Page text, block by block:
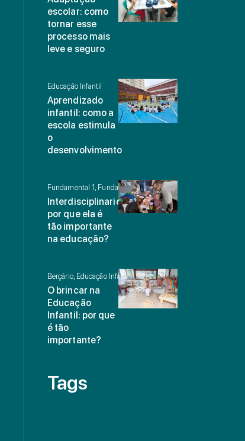
escolar: como
tornar esse
processo mais
leve e seguro
Educação Infantil
Aprendizado
infantil: como a
escola estimula
o
desenvolvimento
Fundamental 1, Fundamental 2
Interdisciplinaridade:
por que ela é
tão importante
na educação?
Berçário, Educação Infantil
O brincar na
Educação
Infantil: por que
é tão
importante?
Tags